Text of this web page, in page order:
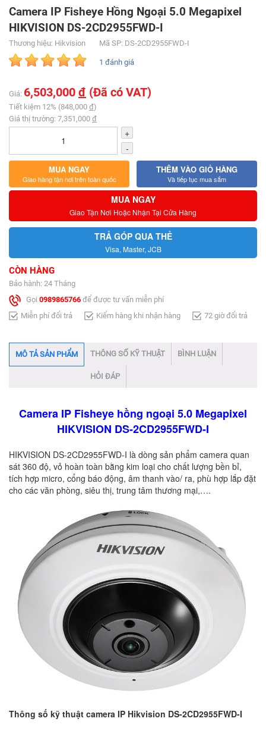
Camera IP Fisheye Hồng Ngoại 5.0 Megapixel
HIKVISION DS-2CD2955FWD-I
Thương hiệu: Hikvision Mã SP: DS-2CD2955FWD-I
1 đánh giá
Giá: 6,503,000 đ (Đã có VAT)
Tiết kiệm 12% (848,000 đ)
Giá thị trường: 7,351,000 đ
+
-
MUA NGAY
Giao hàng tận nơi trên toàn quốc
THÊM VÀO GIỎ HÀNG
Và tiếp tục mua sắm
MUA NGAY
Giao Tận Nơi Hoặc Nhận Tại Cửa Hàng
TRẢ GÓP QUA THẺ
Visa, Master, JCB
CÒN HÀNG
Bảo hành: 24 Tháng
Gọi 0989865766 để được tư vấn miễn phí
Miễn phí đổi trả
Kiểm hàng khi nhận hàng 72 giờ đổi trả
MÔ TẢ SẢN PHẨM THÔNG SỐ KỸ THUẬT BÌNH LUẬN
HỎI ĐÁP
Camera IP Fisheye hồng ngoại 5.0 Megapixel
HIKVISION DS-2CD2955FWD-I​
HIKVISION DS-2CD2955FWD-I là dòng sản phẩm camera quan
sát 360 độ, vỏ hoàn toàn bằng kim loại cho chất lượng bền bỉ,
tích hợp micro, cổng báo động, âm thanh vào/ ra, phù hợp lắp đặt
cho các văn phòng, siêu thị, trung tâm thương mại,….
Thông số kỹ thuật camera IP Hikvision DS-2CD2955FWD-I